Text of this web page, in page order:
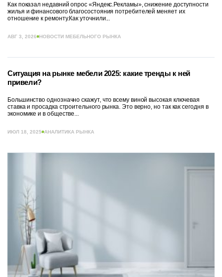
Как показал недавний опрос «Яндекс.Рекламы», снижение доступности
жилья и финансового благосостояния потребителей меняет их
отношение к ремонту.Как уточнили...
АВГ 3, 2026 НОВОСТИ МЕБЕЛЬНОГО РЫНКА
Ситуация на рынке мебели 2025: какие тренды к ней
привели?
Большинство однозначно скажут, что всему виной высокая ключевая
ставка и просадка строительного рынка. Это верно, но так как сегодня в
экономике и в обществе...
ИЮЛ 18, 2025 АНАЛИТИКА РЫНКА